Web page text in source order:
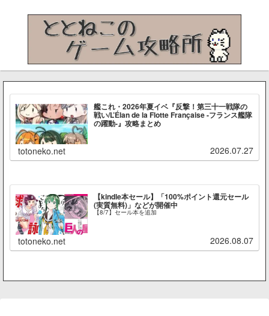
艦これ・2026年夏イベ『反撃！第三十一戦隊の
戦い/L’Élan de la Flotte Française -フランス艦隊
の躍動-』攻略まとめ
totoneko.net 2026.07.27
【kindle本セール】「100%ポイント還元セール
(実質無料)」などが開催中
【8/7】セール本を追加
totoneko.net 2026.08.07